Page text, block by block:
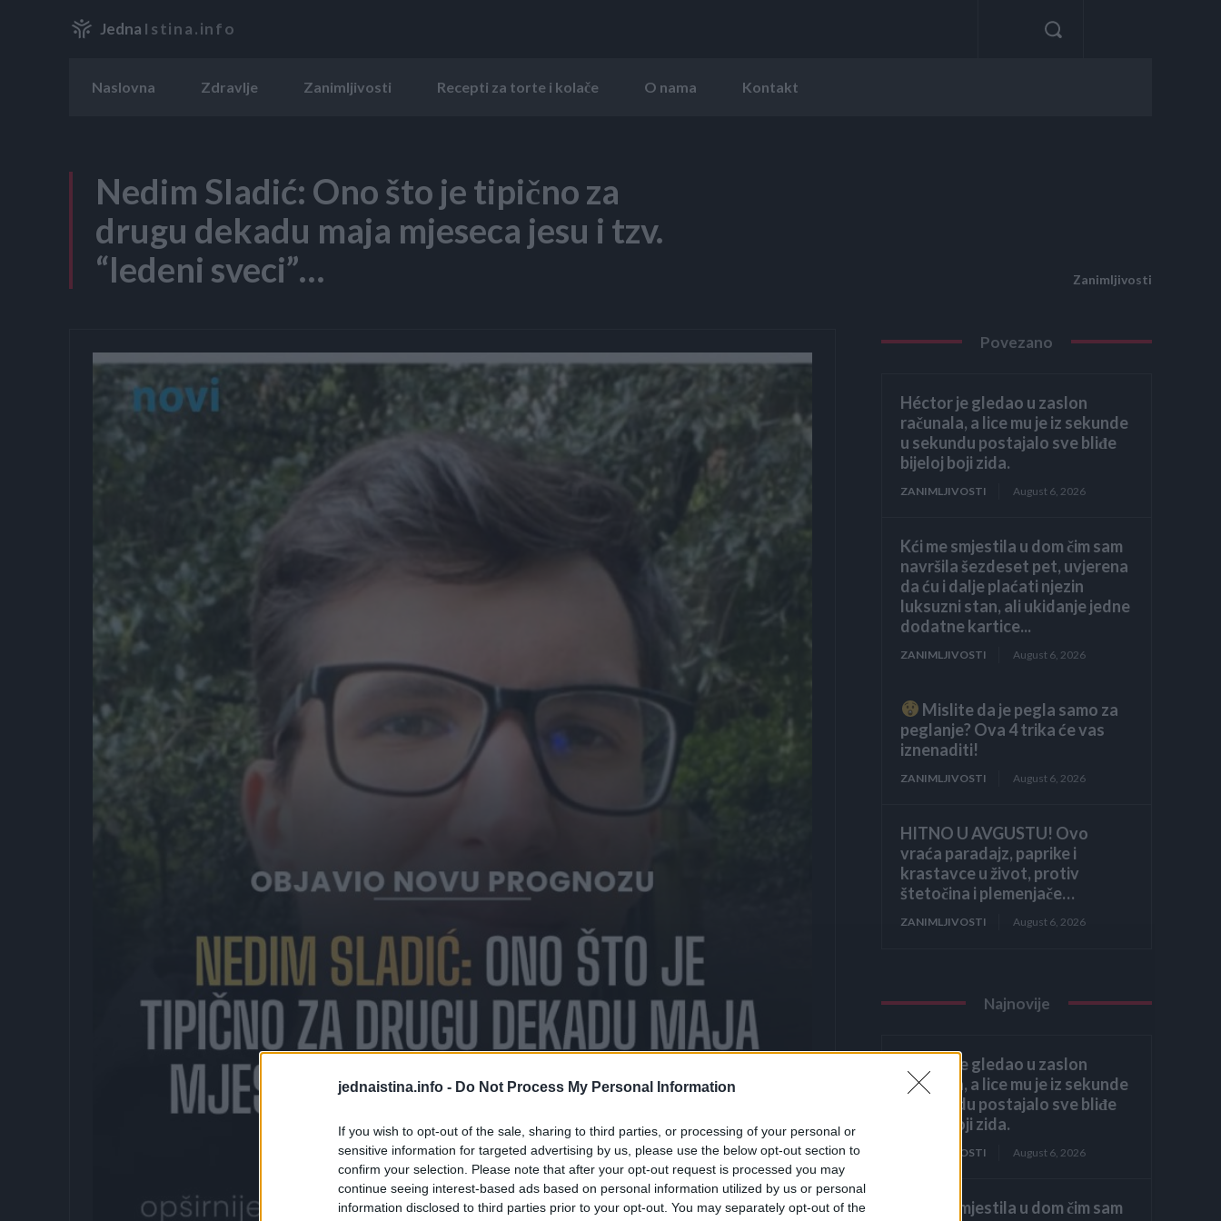
jednaistina.info - Do Not Process My Personal Information
If you wish to opt-out of the sale, sharing to third parties, or processing of your personal or
sensitive information for targeted advertising by us, please use the below opt-out section to
confirm your selection. Please note that after your opt-out request is processed you may
continue seeing interest-based ads based on personal information utilized by us or personal
information disclosed to third parties prior to your opt-out. You may separately opt-out of the
Jedna Istina.info
Naslovna Zdravlje Zanimljivosti Recepti za torte i kolače O nama Kontakt
Nedim Sladić: Ono što je tipično za
drugu dekadu maja mjeseca jesu i tzv.
“ledeni sveci”…
Zanimljivosti
Povezano
Héctor je gledao u zaslon
računala, a lice mu je iz sekunde
u sekundu postajalo sve bliđe
bijeloj boji zida.
ZANIMLJIVOSTI August 6, 2026
Kći me smjestila u dom čim sam
navršila šezdeset pet, uvjerena
da ću i dalje plaćati njezin
luksuzni stan, ali ukidanje jedne
dodatne kartice...
ZANIMLJIVOSTI August 6, 2026
Mislite da je pegla samo za
peglanje? Ova 4 trika će vas
iznenaditi!
ZANIMLJIVOSTI August 6, 2026
HITNO U AVGUSTU! Ovo
vraća paradajz, paprike i
krastavce u život, protiv
štetočina i plemenjače…
ZANIMLJIVOSTI August 6, 2026
Najnovije
Héctor je gledao u zaslon
računala, a lice mu je iz sekunde
u sekundu postajalo sve bliđe
bijeloj boji zida.
ZANIMLJIVOSTI August 6, 2026
Kći me smjestila u dom čim sam